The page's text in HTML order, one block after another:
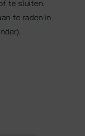
te sluiten.
te raden in